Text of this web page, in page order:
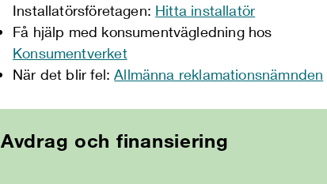
Installatörsföretagen: Hitta installatör
Få hjälp med konsumentvägledning hos
Konsumentverket
När det blir fel:Allmänna reklamationsnämnden
Avdrag och finansiering